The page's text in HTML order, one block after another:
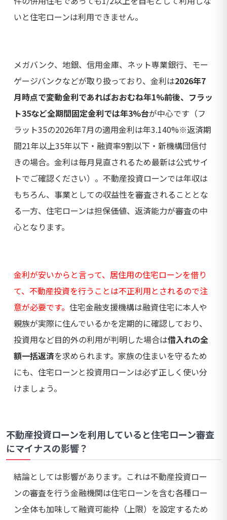
いと住宅ローンは利用できません。
メガバンク、地銀、信用金庫、ネット専業銀行、モー
ゲージバンクなどが取り扱っており、金利は2026年7
月時点で変動金利であればおおむね年1%前後、フラッ
ト35など全期間固定金利では年3%台が中心です（フ
ラット35の2026年7月の適用金利は年3.140%※返済期
間21年以上35年以下・融資率9割以下・新機構団信付
きの場合。金利は毎月見直されるため最新は公式サイ
トでご確認ください）。不動産投資ローンでは年収は
もちろん、事業としての収益性を審査されることとな
る一方、住宅ローンは担保価値、返済能力が審査の中
心となります。
金利が安いからと言って、居住用の住宅ローンを借り
て、不動産投資を行うことは不正利用とされるので注
意が必要です。 住宅金融支援機構は融資住宅に本人や
親族が実際に住んでいるかを定期的に確認しており、
投資用など目的外の利用が判明した場合は借入れの全
額一括返済を求められます。家族の住まいを守るため
にも、住宅ローンと投資用ローンは必ず正しく使い分
けましょう。
不動産投資ローンを利用していると住宅ローン審査
にマイナスの影響？
結論としては影響があります。これは不動産投資ロー
ンの審査を行う金融機関は住宅ローンを含む各種ロー
ン全体も加味して融資可能枠（上限）を設定するため